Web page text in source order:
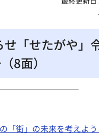
「せたがや」
8面）
「街」の未来を考えよう